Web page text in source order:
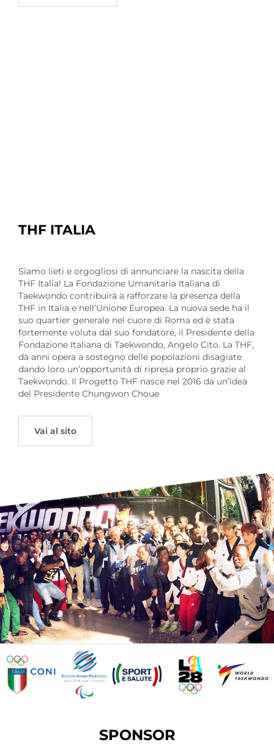
THF ITALIA
Siamo lieti e orgogliosi di annunciare la nascita della
THF Italia! La Fondazione Umanitaria Italiana di
Taekwondo contribuirà a rafforzare la presenza della
THF in Italia e nell’Unione Europea. La nuova sede ha il
suo quartier generale nel cuore di Roma ed è stata
fortemente voluta dal suo fondatore, il Presidente della
Fondazione Italiana di Taekwondo, Angelo Cito. La THF,
da anni opera a sostegno delle popolazioni disagiate
dando loro un’opportunità di ripresa proprio grazie al
Taekwondo. Il Progetto THF nasce nel 2016 da un’idea
del Presidente Chungwon Choue
Vai al sito
SPONSOR